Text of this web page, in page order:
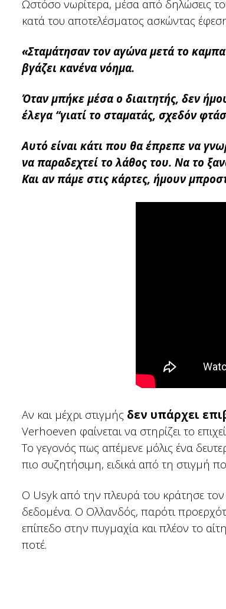
Ωστόσο νωρίτερα, μέσα από δηλώσεις
κατά του αποτελέσματος ασκώντας
«Σταμάτησαν τον αγώνα μετά το
βγάζει κανένα νόημα.
Όταν μπήκε μέσα ο διαιτητής, δεν
έλεγα “γιατί το σταματάς, σχεδόν
Αυτό είναι κάτι που θα έπρεπε να
να παραδεχτεί το λάθος του. Να το
Και αν πάμε στις κάρτες, ήμουν
Αν και μέχρι στιγμής δεν υπάρχει
Verhoeven φαίνεται να στηρίζει το
Το γεγονός πως απέμενε μόλις ένα
πιο συζητήσιμη, ειδικά από τη στιγμή
Ο Usyk από την πλευρά του κράτησε
δεδομένα. Ο Ολλανδός, παρότι
επίπεδο στην πυγμαχία και πλέον το
ποτέ.